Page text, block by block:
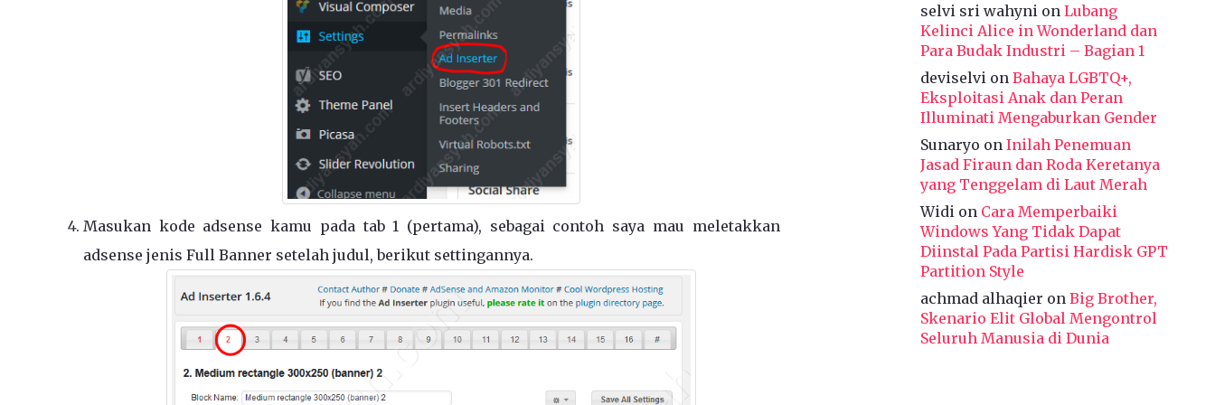
Masukan kode adsense kamu pada tab 1 (pertama), sebagai contoh saya mau meletakkan
adsense jenis Full Banner setelah judul, berikut settingannya.
selvi sri wahyni on Lubang
Kelinci Alice in Wonderland dan
Para Budak Industri – Bagian 1
deviselvi on Bahaya LGBTQ+,
Eksploitasi Anak dan Peran
Illuminati Mengaburkan Gender
Sunaryo on Inilah Penemuan
Jasad Firaun dan Roda Keretanya
yang Tenggelam di Laut Merah
Widi on Cara Memperbaiki
Windows Yang Tidak Dapat
Diinstal Pada Partisi Hardisk GPT
Partition Style
achmad alhaqier on Big Brother,
Skenario Elit Global Mengontrol
Seluruh Manusia di Dunia